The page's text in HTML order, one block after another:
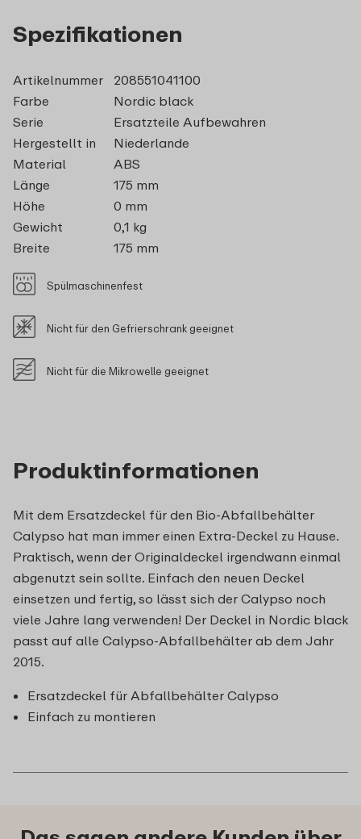
Produktinformationen
Mit dem Ersatzdeckel für den Bio-Abfallbehälter
Calypso hat man immer einen Extra-Deckel zu Hause.
Praktisch, wenn der Originaldeckel irgendwann einmal
abgenutzt sein sollte. Einfach den neuen Deckel
einsetzen und fertig, so lässt sich der Calypso noch
viele Jahre lang verwenden! Der Deckel in Nordic black
passt auf alle Calypso-Abfallbehälter ab dem Jahr
2015.
Ersatzdeckel für Abfallbehälter Calypso
Einfach zu montieren
Spezifikationen
Artikelnummer
208551041100
Farbe
Nordic black
Serie
Ersatzteile Aufbewahren
Hergestellt in
Niederlande
Material
ABS
Länge
175 mm
Höhe
0 mm
Gewicht
0,1 kg
Breite
175 mm
Spülmaschinenfest
Nicht für den Gefrierschrank geeignet
Nicht für die Mikrowelle geeignet